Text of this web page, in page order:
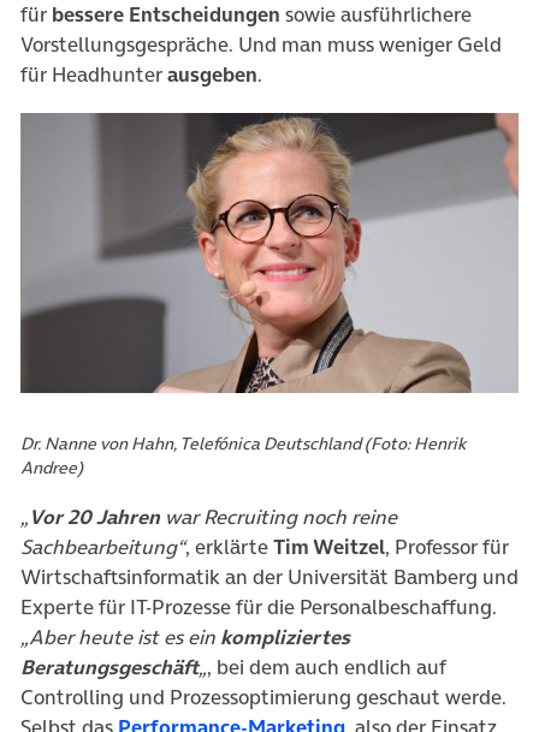
für bessere Entscheidungen sowie ausführlichere
Vorstellungsgespräche. Und man muss weniger Geld
für Headhunterausgeben.
Dr. Nanne von Hahn, Telefónica Deutschland (Foto: Henrik
Andree)
„Vor 20 Jahrenwar Recruiting noch reine
Sachbearbeitung“, erklärteTim Weitzel, Professor für
Wirtschaftsinformatik an der Universität Bamberg und
Experte für IT-Prozesse für die Personalbeschaffung.
„Aber heute ist es ein kompliziertes
Beratungsgeschäft„, bei dem auch endlich auf
Controlling und Prozessoptimierung geschaut werde.
(öffnet in neuem